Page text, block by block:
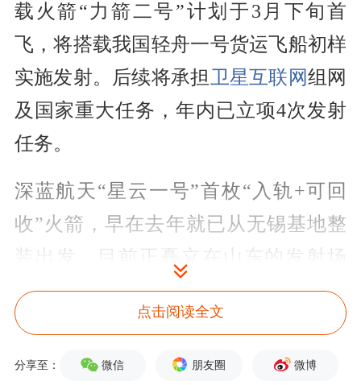
载火箭“力箭二号”计划于3月下旬首
飞，将搭载我国轻舟一号货运飞船初样
实施发射。后续将承担 卫星互联网组网
及国家重大任务，年内已立项4次发射
任务。
深蓝航天“星云一号”首枚“入轨+可回
收”火箭，早在去年就已从无锡基地整
装出发，目前正矗立在山东的发射场
上。首发任务不仅要实现入轨，还将尝
试一级火箭垂直回收。
继2025年底我国两型可重复使用火箭朱
点击阅读全文
分享至： 微信 朋友圈 微博